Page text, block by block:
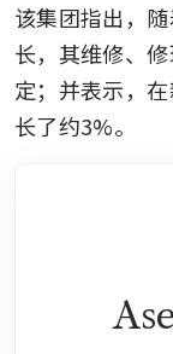
该集团指出，
长，其维修、
定；并表示，
长了约3%。